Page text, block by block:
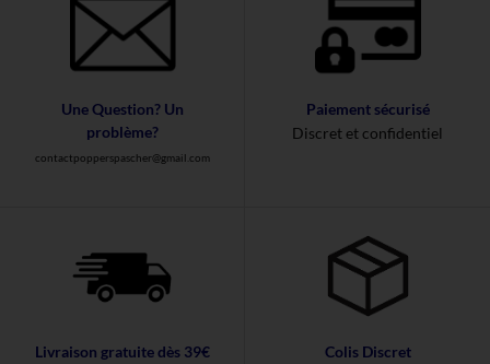
Une Question? Un
problème?
contactpopperspascher@gmail.com
Paiement sécurisé
Discret et confidentiel
Livraison gratuite dès 39€
Colis Discret